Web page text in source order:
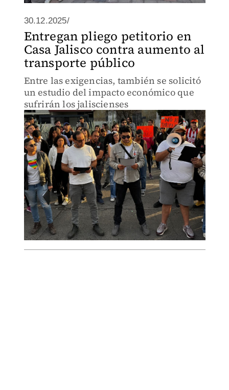
30.12.2025/
Entregan pliego petitorio en
Casa Jalisco contra aumento al
transporte público
Entre las exigencias, también se solicitó
un estudio del impacto económico que
sufrirán los jaliscienses